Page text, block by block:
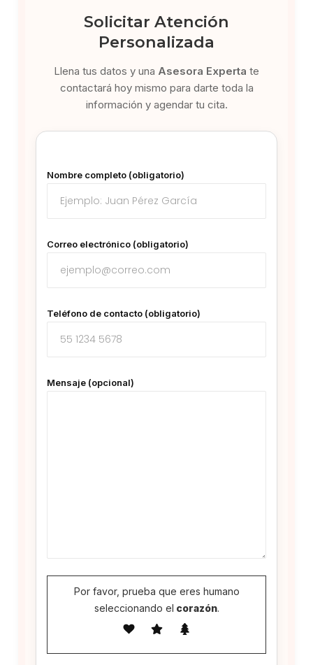
Solicitar Atención
Personalizada
Llena tus datos y una Asesora Experta te
contactará hoy mismo para darte toda la
información y agendar tu cita.
Nombre completo (obligatorio)
Correo electrónico (obligatorio)
Teléfono de contacto (obligatorio)
Mensaje (opcional)
Por favor, prueba que eres humano
seleccionando el corazón.